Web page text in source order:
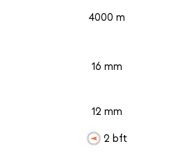
4000 m
16 mm
12 mm
2 bft